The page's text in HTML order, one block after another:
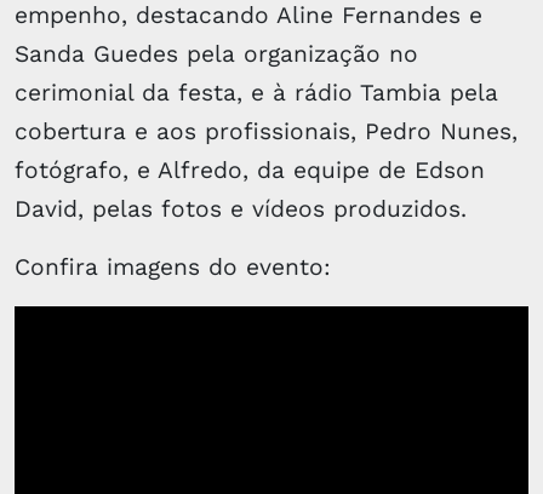
empenho, destacando Aline Fernandes e
Sanda Guedes pela organização no
cerimonial da festa, e à rádio Tambia pela
cobertura e aos profissionais, Pedro Nunes,
fotógrafo, e Alfredo, da equipe de Edson
David, pelas fotos e vídeos produzidos.
Confira imagens do evento: